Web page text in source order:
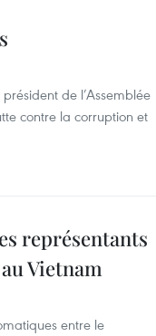
de l’Assemblée
contre la corruption et
représentants
Vietnam
entre le